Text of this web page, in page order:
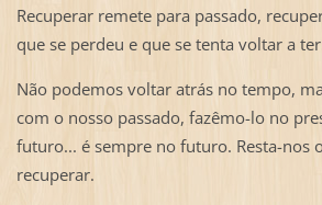
Recuperar remete para passado,
que se perdeu e que se tenta voltar a
Não podemos voltar atrás no tempo,
com o nosso passado, fazêmo-lo no
futuro... é sempre no futuro. Resta-nos
recuperar.